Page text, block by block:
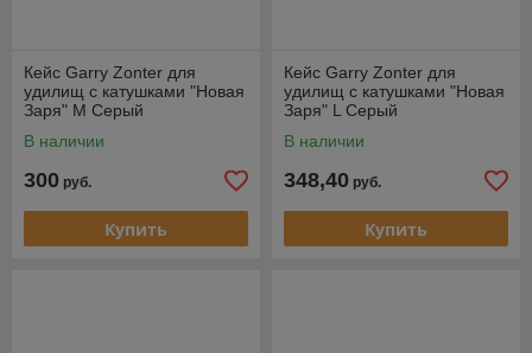
Кейс Garry Zonter для
удилищ с катушками "Новая
Заря" M Серый
В наличии
300 руб.
Купить
Кейс Garry Zonter для
удилищ с катушками "Новая
Заря" L Серый
В наличии
348,40 руб.
Купить